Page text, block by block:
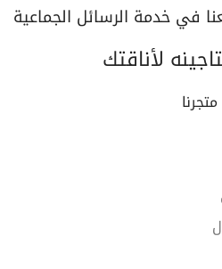
في خدمة الرسائل الجماعية
لأناقتك
متجرنا